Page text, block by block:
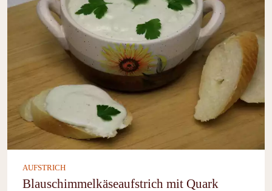
AUFSTRICH
Blauschimmelkäseaufstrich mit Quark